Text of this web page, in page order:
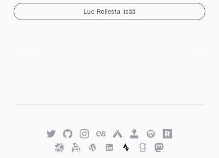
Lue Rollesta lisää
TwitterGitHubTwitterLast.fmUntappd
Retro
Achievements
Overwatch
Rawg.io
TraktKeybaseWordPress
WordPress
StravaGoodreads
Mastodon